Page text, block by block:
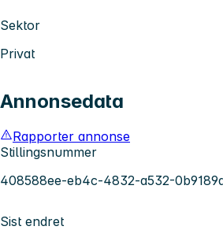
Sektor
Privat
Annonsedata
Rapporter annonse
Stillingsnummer
408588ee-eb4c-4832-a532-
Sist endret